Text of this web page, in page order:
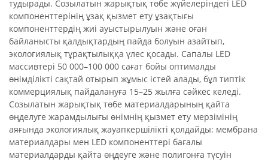
тудырады. Созылатын жарықтық төбе жүйелеріндегі LED
компоненттерінің ұзақ қызмет ету ұзақтығы
компоненттердің жиі ауыстырылуын және оған
байланысты қалдықтардың пайда болуын азайтып,
экологиялық тұрақтылыққа үлес қосады. Сапалы LED
массивтері 50 000–100 000 сағат бойы оптималды
өнімділікті сақтай отырып жұмыс істей алады, бұл типтік
коммерциялық пайдалануға 15–25 жылға сәйкес келеді.
Созылатын жарықтық төбе материалдарының қайта
өңделуге жарамдылығы өнімнің қызмет ету мерзімінің
аяғында экологиялық жауапкершілікті қолдайды: мембрана
материалдары мен LED компоненттері бағалы
материалдарды қайта өңдеуге және полигонға түсуін